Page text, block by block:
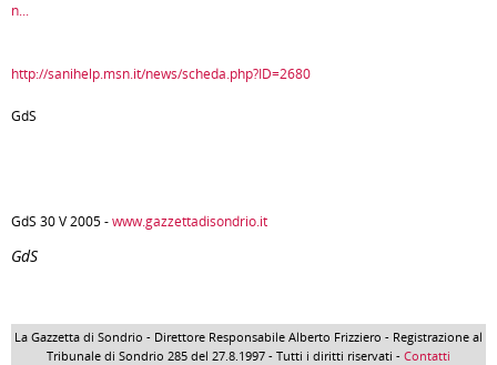
n...
http://sanihelp.msn.it/news/scheda.php?ID=2680
GdS
GdS 30 V 2005 -www.gazzettadisondrio.it
GdS
La Gazzetta di Sondrio - Direttore Responsabile Alberto Frizziero - Registrazione al
Tribunale di Sondrio 285 del 27.8.1997 - Tutti i diritti riservati - Contatti